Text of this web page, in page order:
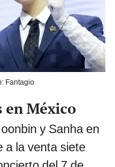
Fantagio
en México
y Sanha en
a la venta siete